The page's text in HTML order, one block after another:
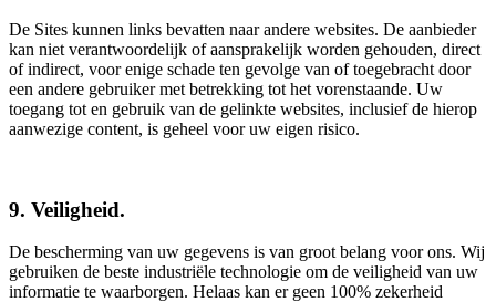
De Sites kunnen links bevatten naar andere websites. De aanbieder
kan niet verantwoordelijk of aansprakelijk worden gehouden, direct
of indirect, voor enige schade ten gevolge van of toegebracht door
een andere gebruiker met betrekking tot het vorenstaande. Uw
toegang tot en gebruik van de gelinkte websites, inclusief de hierop
aanwezige content, is geheel voor uw eigen risico.
9. Veiligheid.
De bescherming van uw gegevens is van groot belang voor ons. Wij
gebruiken de beste industriële technologie om de veiligheid van uw
informatie te waarborgen. Helaas kan er geen 100% zekerheid